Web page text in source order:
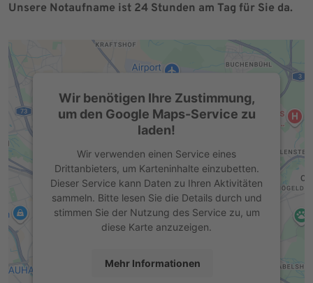
Unsere Notaufname ist 24 Stunden am Tag für Sie da.
Wir benötigen Ihre Zustimmung,
um den Google Maps-Service zu
laden!
Wir verwenden einen Service eines
Drittanbieters, um Karteninhalte einzubetten.
Dieser Service kann Daten zu Ihren Aktivitäten
sammeln. Bitte lesen Sie die Details durch und
stimmen Sie der Nutzung des Service zu, um
diese Karte anzuzeigen.
Mehr Informationen